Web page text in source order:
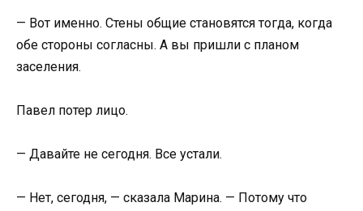
— Вот именно. Стены общие становятся тогда, когда
обе стороны согласны. А вы пришли с планом
заселения.
Павел потер лицо.
— Давайте не сегодня. Все устали.
— Нет, сегодня, — сказала Марина. — Потому что